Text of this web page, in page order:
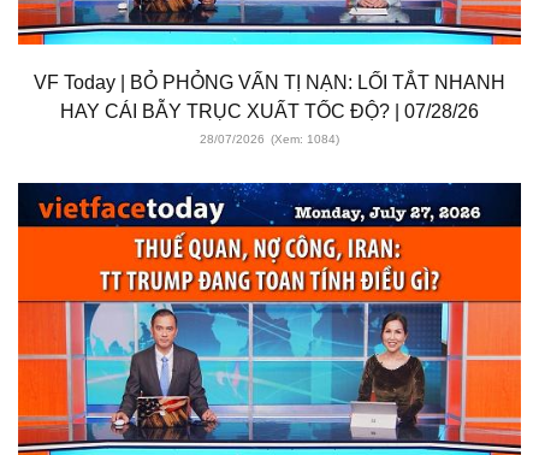
VF Today | BỎ PHỎNG VẤN TỊ NẠN: LỐI TẮT NHANH
HAY CÁI BẪY TRỤC XUẤT TỐC ĐỘ? | 07/28/26
28/07/2026 (Xem: 1084)